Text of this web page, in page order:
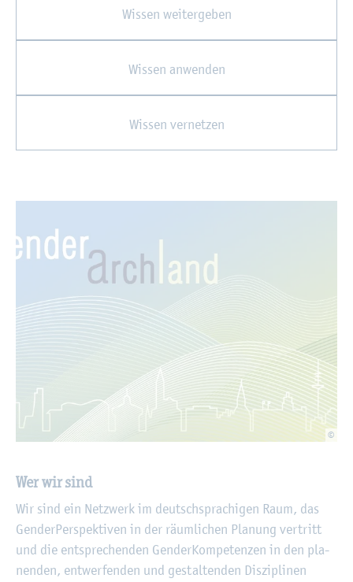
Wis­sen wei­ter­ge­ben
Wis­sen an­wen­den
Wis­sen ver­net­zen
©
Wer wir sind
Wir sind ein Netz­werk im deutsch­spra­chi­gen Raum, das
Gen­der­Per­spek­ti­ven in der räum­li­chen Pla­nung ver­tritt
und die ent­spre­chen­den Gen­der­Kom­pe­ten­zen in den pla­
nen­den, ent­wer­fen­den und ge­stal­ten­den Dis­zi­pli­nen